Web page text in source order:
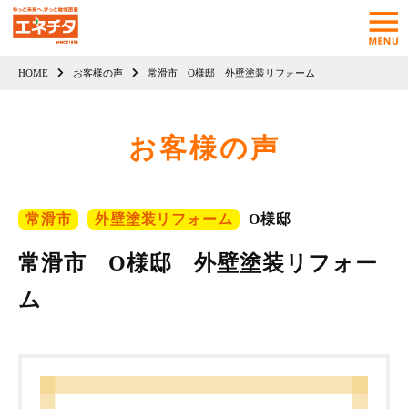
HOME お客様の声 常滑市 O様邸 外壁塗装リフォーム
お客様の声
常滑市 外壁塗装リフォーム O様邸
常滑市 O様邸 外壁塗装リフォー
ム